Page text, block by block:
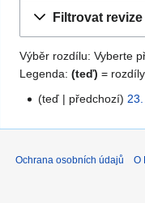
Filtrovat revize
Výběr rozdílu: Vyberte
Legenda: (teď) =
5
teď předchozí
Ochrana osobních údajů O